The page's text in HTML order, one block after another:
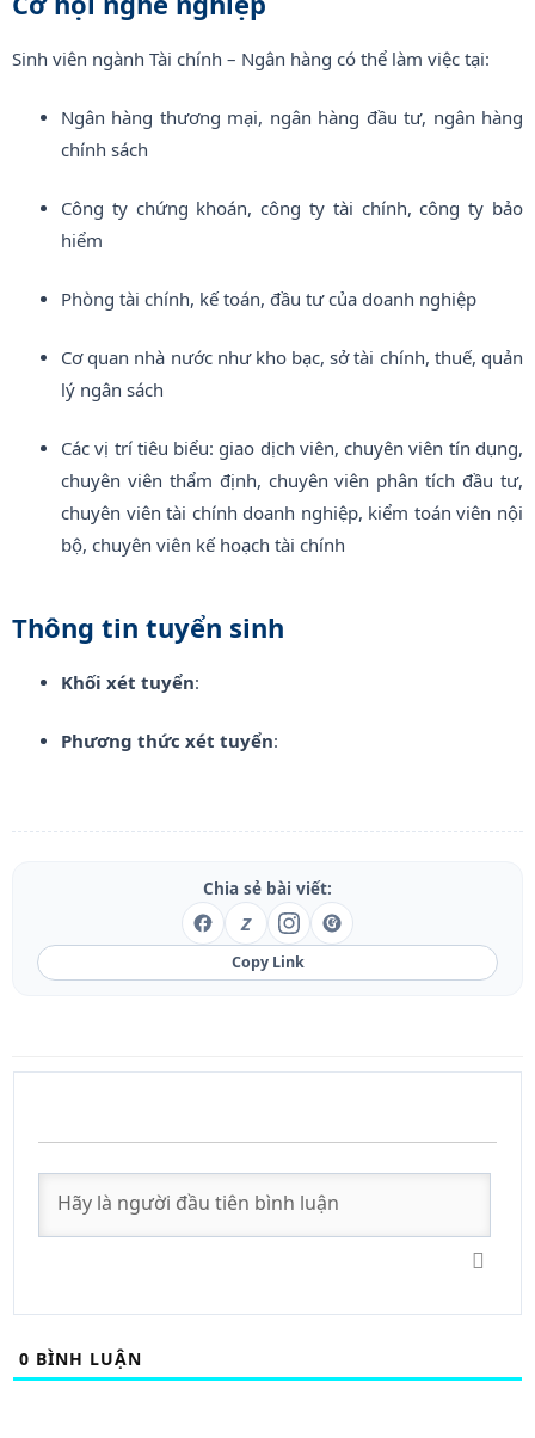
Sinh viên ngành Tài chính – Ngân hàng có thể làm việc tại:
Ngân hàng thương mại, ngân hàng đầu tư, ngân hàng
chính sách
Công ty chứng khoán, công ty tài chính, công ty bảo
hiểm
Phòng tài chính, kế toán, đầu tư của doanh nghiệp
Cơ quan nhà nước như kho bạc, sở tài chính, thuế, quản
lý ngân sách
Các vị trí tiêu biểu: giao dịch viên, chuyên viên tín dụng,
chuyên viên thẩm định, chuyên viên phân tích đầu tư,
chuyên viên tài chính doanh nghiệp, kiểm toán viên nội
bộ, chuyên viên kế hoạch tài chính
Thông tin tuyển sinh
Khối xét tuyển:
Phương thức xét tuyển:
Chia sẻ bài viết:
Z
Copy Link
0 BÌNH LUẬN